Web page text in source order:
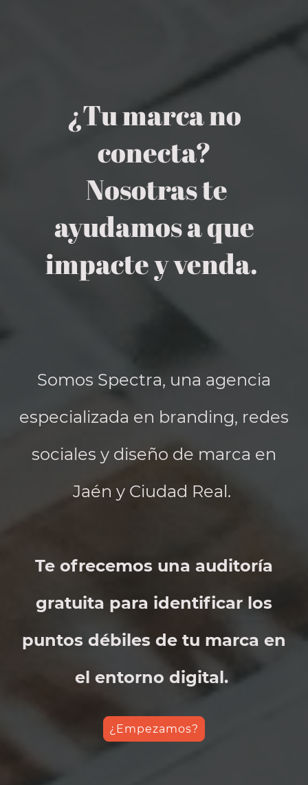
¿Tu marca no
conecta?
Nosotras te
ayudamos a que
impacte y venda.
Somos Spectra, una agencia
especializada en branding, redes
sociales y diseño de marca en
Jaén y Ciudad Real.
Te ofrecemos una auditoría
gratuita para identificar los
puntos débiles de tu marca en
el entorno digital.
¿Empezamos?